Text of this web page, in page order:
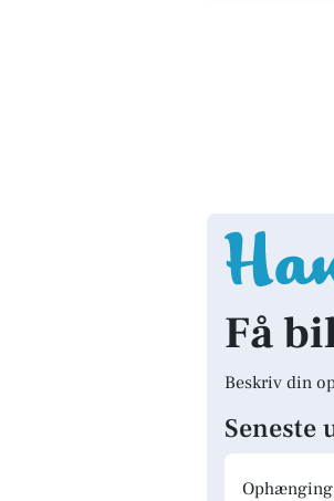
Få
Beskriv din
Seneste